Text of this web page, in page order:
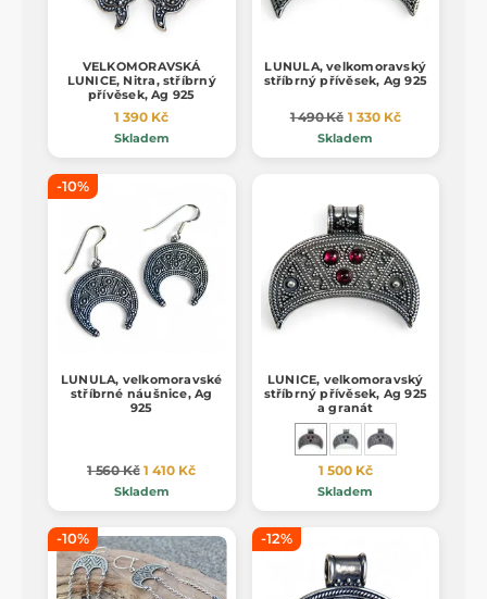
VELKOMORAVSKÁ
LUNICE, Nitra, stříbrný
přívěsek, Ag 925
1 390 Kč
Skladem
LUNULA, velkomoravský
stříbrný přívěsek, Ag 925
1 490 Kč 1 330 Kč
Skladem
-10%
LUNULA, velkomoravské
stříbrné náušnice, Ag
925
1 560 Kč 1 410 Kč
Skladem
LUNICE, velkomoravský
stříbrný přívěsek, Ag 925
a granát
1 500 Kč
Skladem
-10% -12%